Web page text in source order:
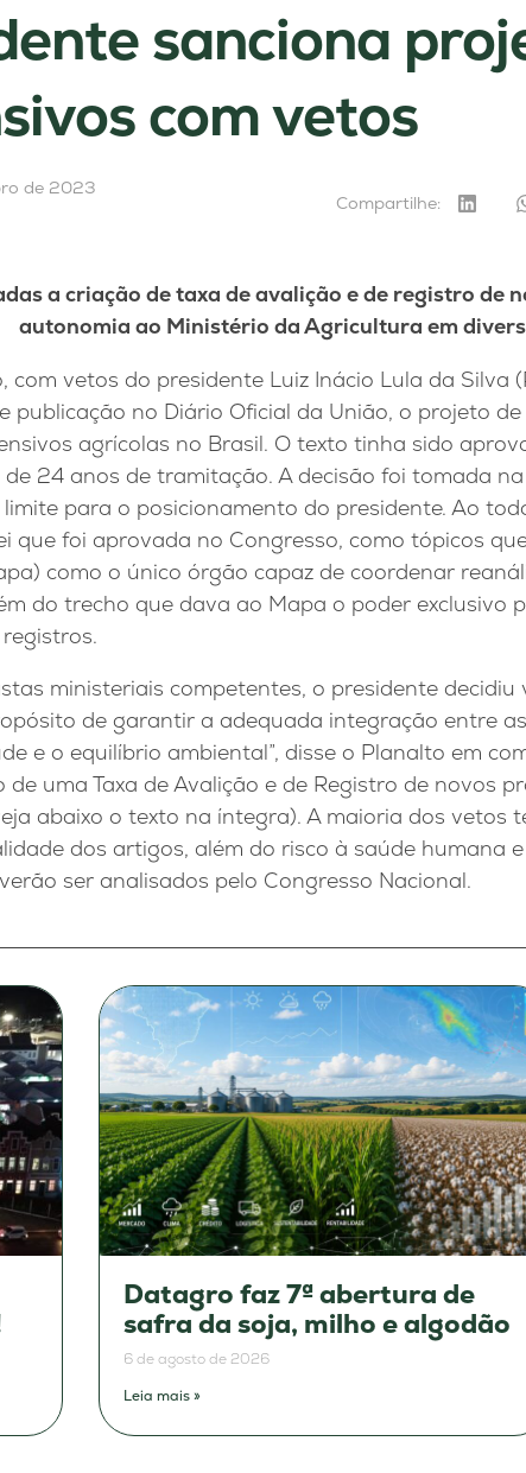
sanciona
com vetos
de 2023
Compartilhe:
a criação de taxa de avalição e de registro de
autonomia ao Ministério da Agricultura em
com vetos do presidente Luiz Inácio Lula da Silva
publicação no Diário Oficial da União, o projeto de
agrícolas no Brasil. O texto tinha sido
de 24 anos de tramitação. A decisão foi tomada
para o posicionamento do presidente. Ao
que foi aprovada no Congresso, como tópicos
como o único órgão capaz de coordenar
do trecho que dava ao Mapa o poder exclusivo
ministeriais competentes, o presidente
de garantir a adequada integração entre
e o equilíbrio ambiental”, disse o Planalto em
uma Taxa de Avalição e de Registro de novos
abaixo o texto na íntegra). A maioria dos vetos
dos artigos, além do risco à saúde humana
ser analisados pelo Congresso Nacional.
Datagro faz 7ª abertura de
safra da soja, milho e algodão
6 de agosto de 2026
Leia mais »